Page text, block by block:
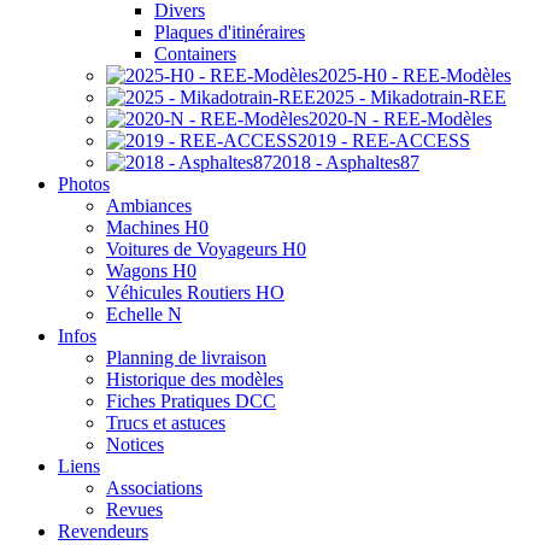
Divers
Plaques d'itinéraires
Containers
2025-H0 - REE-Modèles
2025 - Mikadotrain-REE
2020-N - REE-Modèles
2019 - REE-ACCESS
2018 - Asphaltes87
Photos
Ambiances
Machines H0
Voitures de Voyageurs H0
Wagons H0
Véhicules Routiers HO
Echelle N
Infos
Planning de livraison
Historique des modèles
Fiches Pratiques DCC
Trucs et astuces
Notices
Liens
Associations
Revues
Revendeurs